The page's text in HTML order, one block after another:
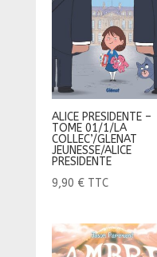
ALICE PRESIDENTE –
TOME 01/1/LA
COLLEC’/GLENAT
JEUNESSE/ALICE
PRESIDENTE
9,90 € TTC